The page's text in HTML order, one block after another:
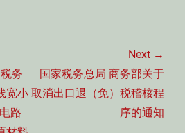
务
宽小
路
Next →
Next
post:
国家税务总局 商务部关于
取消出口退（免）税稽核程
序的通知